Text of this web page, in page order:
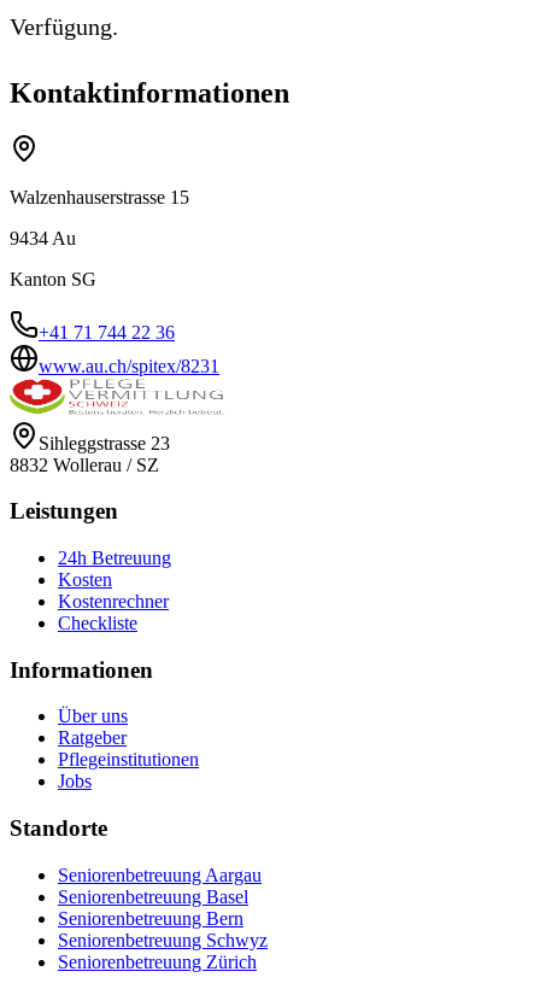
Verfügung.
Kontaktinformationen
Walzenhauserstrasse 15
9434 Au
Kanton SG
+41 71 744 22 36
www.au.ch/spitex/8231
Sihleggstrasse 23
8832 Wollerau / SZ
Leistungen
24h Betreuung
Kosten
Kostenrechner
Checkliste
Informationen
Über uns
Ratgeber
Pflegeinstitutionen
Jobs
Standorte
Seniorenbetreuung Aargau
Seniorenbetreuung Basel
Seniorenbetreuung Bern
Seniorenbetreuung Schwyz
Seniorenbetreuung Zürich